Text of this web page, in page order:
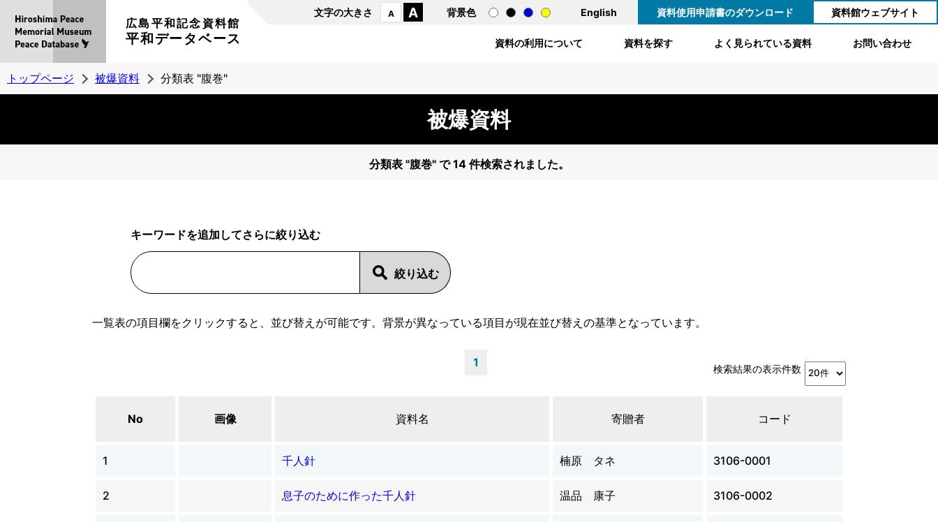
広島平和記念資料館
平和データベース
文字の大きさ A A 背景色 English 資料使用申請書のダウンロード 資料館ウェブサイト
資料の利用について 資料を探す よく見られている資料 お問い合わせ
トップページ 被爆資料 分類表 "腹巻"
被爆資料
分類表 "腹巻" で 14 件検索されました。
キーワードを追加してさらに絞り込む
一覧表の項目欄をクリックすると、並び替えが可能です。背景が異なっている項目が現在並び替えの基準となっています。
1 検索結果の表示件数
No 画像 資料名 寄贈者 コード
1 千人針 楠原 タネ 3106-0001
2 息子のために作った千人針 温品 康子 3106-0002